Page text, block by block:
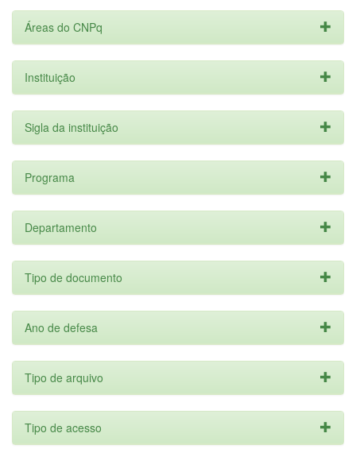
Áreas do CNPq
Instituição
Sigla da instituição
Programa
Departamento
Tipo de documento
Ano de defesa
Tipo de arquivo
Tipo de acesso